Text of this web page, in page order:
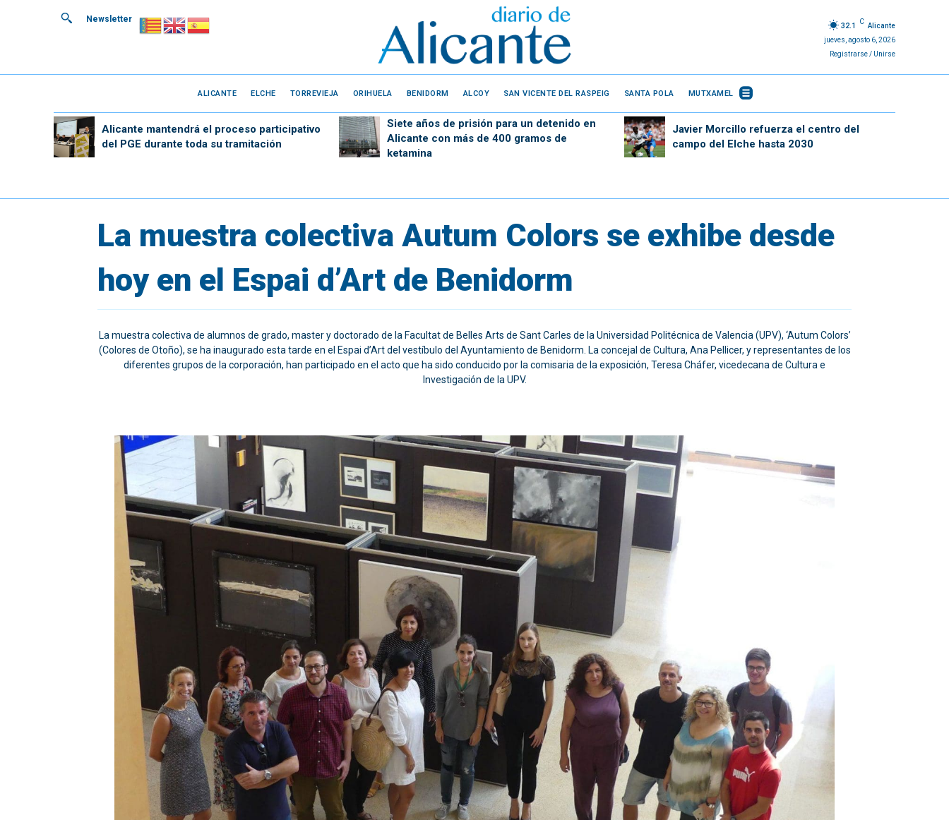
Newsletter
32.1
C
Alicante
jueves, agosto 6, 2026
Registrarse / Unirse
ALICANTE ELCHE TORREVIEJA ORIHUELA BENIDORM ALCOY SAN VICENTE DEL RASPEIG SANTA POLA MUTXAMEL
Alicante mantendrá el proceso participativo
del PGE durante toda su tramitación
Siete años de prisión para un detenido en
Alicante con más de 400 gramos de
ketamina
Javier Morcillo refuerza el centro del
campo del Elche hasta 2030
La muestra colectiva Autum Colors se exhibe desde
hoy en el Espai d’Art de Benidorm
La muestra colectiva de alumnos de grado, master y doctorado de la Facultat de Belles Arts de Sant Carles de la Universidad Politécnica de Valencia (UPV), ‘Autum Colors’
(Colores de Otoño), se ha inaugurado esta tarde en el Espai d’Art del vestíbulo del Ayuntamiento de Benidorm. La concejal de Cultura, Ana Pellicer, y representantes de los
diferentes grupos de la corporación, han participado en el acto que ha sido conducido por la comisaria de la exposición, Teresa Cháfer, vicedecana de Cultura e
Investigación de la UPV.